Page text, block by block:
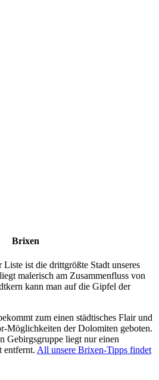
Brixen
ist die drittgrößte Stadt unseres
malerisch am Zusammenfluss von
kann man auf die Gipfel der
zum einen städtisches Flair und
Möglichkeiten der Dolomiten geboten.
Gebirgsgruppe liegt nur einen
entfernt. All unsere Brixen-Tipps findet